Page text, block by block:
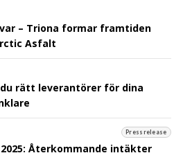
– Triona formar framtiden
Asfalt
rätt leverantörer för dina
Pressrelease
Återkommande intäkter